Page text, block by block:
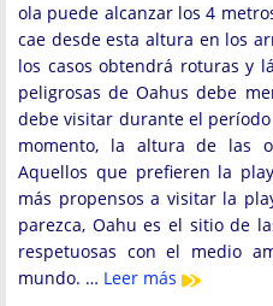
ola puede alcanzar los 4
cae desde esta altura en los
los casos obtendrá roturas y
peligrosas de Oahus debe
debe visitar durante el
momento, la altura de las
Aquellos que prefieren la
más propensos a visitar la
parezca, Oahu es el sitio de
respetuosas con el medio
mundo. … Leer más